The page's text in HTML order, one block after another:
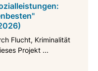
Flucht, Kriminalität
Projekt ...